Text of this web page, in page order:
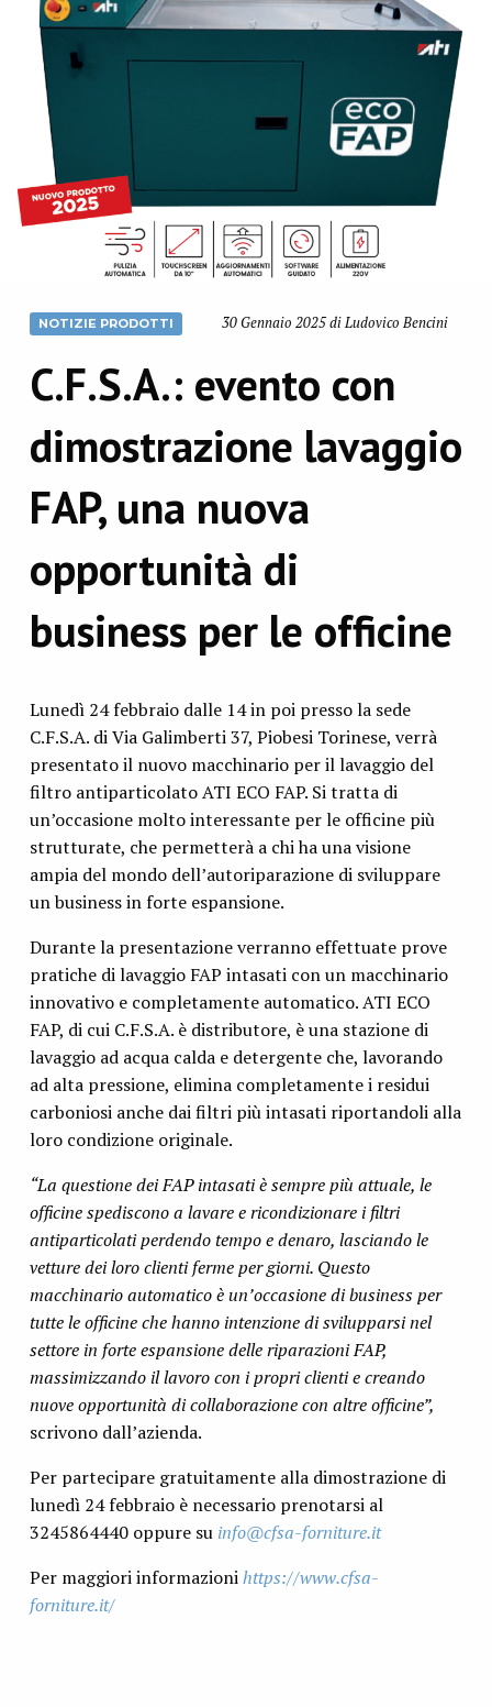
NOTIZIE PRODOTTI 30 Gennaio 2025 di Ludovico Bencini
C.F.S.A.: evento con
dimostrazione lavaggio
FAP, una nuova
opportunità di
business per le officine
Lunedì 24 febbraio dalle 14 in poi presso la sede
C.F.S.A. di Via Galimberti 37, Piobesi Torinese, verrà
presentato il nuovo macchinario per il lavaggio del
filtro antiparticolato ATI ECO FAP. Si tratta di
un’occasione molto interessante per le officine più
strutturate, che permetterà a chi ha una visione
ampia del mondo dell’autoriparazione di sviluppare
un business in forte espansione.
Durante la presentazione verranno effettuate prove
pratiche di lavaggio FAP intasati con un macchinario
innovativo e completamente automatico. ATI ECO
FAP, di cui C.F.S.A. è distributore, è una stazione di
lavaggio ad acqua calda e detergente che, lavorando
ad alta pressione, elimina completamente i residui
carboniosi anche dai filtri più intasati riportandoli alla
loro condizione originale.
“La questione dei FAP intasati è sempre più attuale, le
officine spediscono a lavare e ricondizionare i filtri
antiparticolati perdendo tempo e denaro, lasciando le
vetture dei loro clienti ferme per giorni. Questo
macchinario automatico è un’occasione di business per
tutte le officine che hanno intenzione di svilupparsi nel
settore in forte espansione delle riparazioni FAP,
massimizzando il lavoro con i propri clienti e creando
nuove opportunità di collaborazione con altre officine”,
scrivono dall’azienda.
Per partecipare gratuitamente alla dimostrazione di
lunedì 24 febbraio è necessario prenotarsi al
3245864440 oppure suinfo@cfsa-forniture.it
Per maggiori informazionihttps://www.cfsa-
forniture.it/